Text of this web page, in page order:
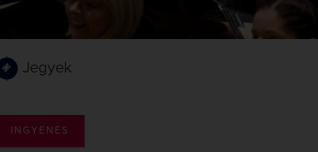
Jegyek
INGYENES